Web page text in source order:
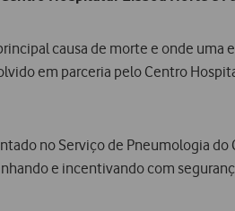
causa de morte e onde
em parceria pelo Centro
no Serviço de Pneumologia do
e incentivando com